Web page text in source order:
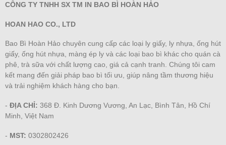
CÔNG TY TNHH SX TM IN BAO BÌ HOÀN HẢO
HOAN HAO CO., LTD
Bao Bì Hoàn Hảo chuyên cung cấp các loại ly giấy, ly nhựa, ống hút
giấy, ống hút nhựa, màng ép ly và các loại bao bì khác cho quán cà
phê, trà sữa với chất lượng cao, giá cả cạnh tranh. Chúng tôi cam
kết mang đến giải pháp bao bì tối ưu, giúp nâng tầm thương hiệu
và trải nghiệm khách hàng cho bạn.
- ĐỊA CHỈ: 368 Đ. Kinh Dương Vương, An Lạc, Bình Tân, Hồ Chí
Minh, Việt Nam
- MST: 0302802426